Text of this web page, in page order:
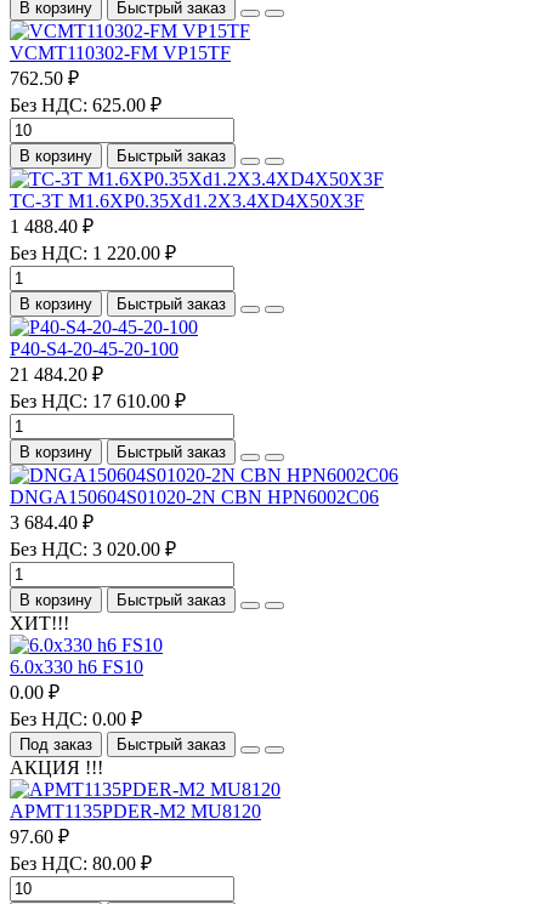
В корзину Быстрый заказ
VCMT110302-FM VP15TF
762.50 ₽
Без НДС: 625.00 ₽
В корзину Быстрый заказ
TC-3T M1.6XP0.35Xd1.2X3.4XD4X50X3F
1 488.40 ₽
Без НДС: 1 220.00 ₽
В корзину Быстрый заказ
P40-S4-20-45-20-100
21 484.20 ₽
Без НДС: 17 610.00 ₽
В корзину Быстрый заказ
DNGA150604S01020-2N CBN HPN6002C06
3 684.40 ₽
Без НДС: 3 020.00 ₽
В корзину Быстрый заказ
ХИТ!!!
6.0х330 h6 FS10
0.00 ₽
Без НДС: 0.00 ₽
Под заказ Быстрый заказ
АКЦИЯ !!!
APMT1135PDER-M2 MU8120
97.60 ₽
Без НДС: 80.00 ₽